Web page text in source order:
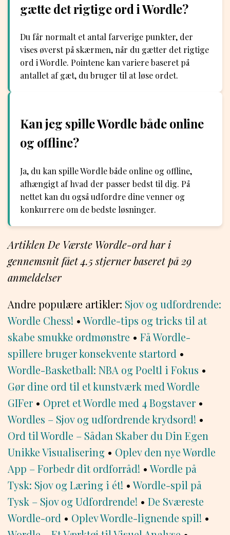
gætte det rigtige ord i Wordle?
Du får normalt et antal farverige punkter, der
vises øverst på skærmen, når du gætter det rigtige
ord i Wordle. Pointene kan variere baseret på
antallet af gæt, du bruger til at løse ordet.
Kan jeg spille Wordle både online
og offline?
Ja, du kan spille Wordle både online og offline,
afhængigt af hvad der passer bedst til dig. På
nettet kan du også udfordre dine venner og
konkurrere om de bedste løsninger.
Artiklen De Værste Wordle-ord har i
gennemsnit fået4.5stjerner baseret på29
anmeldelser
Andre populære artikler: Sjov og udfordrende:
Wordle Chess! •Wordle-tips og tricks til at
skabe smukke ordmønstre • Få Wordle-
spillere bruger konsekvente startord •
Wordle-Basketball: NBA og Poeltl i Fokus •
Gør dine ord til et kunstværk med Wordle
GIFer • Opret et Wordle med 4 Bogstaver •
Wordles – Sjov og udfordrende krydsord! •
Ord til Wordle – Sådan Skaber du Din Egen
Unikke Visualisering • Oplev den nye Wørdle
App – Forbedr dit ordforråd! •Wordle på
Tysk: Sjov og Læring i ét! •Wordle-spil på
Tysk – Sjov og Udfordrende! • De Sværeste
Wordle-ord • Oplev Wordle-lignende spil! •